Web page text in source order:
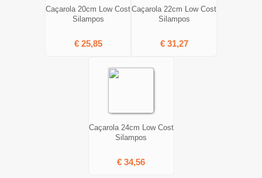
Caçarola 20cm Low Cost
Silampos
€ 25,85
Caçarola 22cm Low Cost
Silampos
€ 31,27
Caçarola 24cm Low Cost
Silampos
€ 34,56